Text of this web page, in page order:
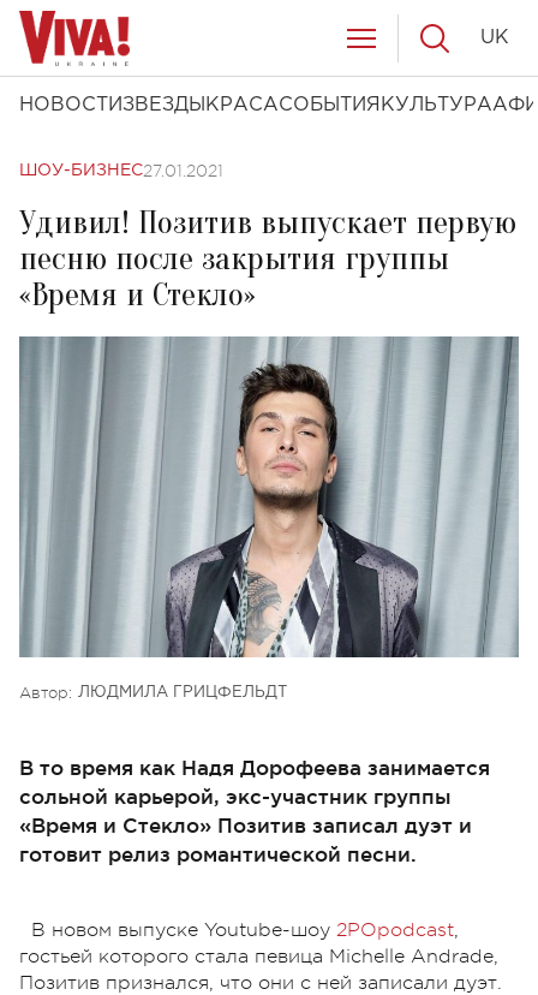
НОВОСТИ ЗВЕЗДЫ КРАСАСОБЫТИЯ КУЛЬТУРА
UK
ШОУ-БИЗНЕС27.01.2021
Удивил! Позитив выпускает первую
песню после закрытия группы
«Время и Стекло»
Автор: ЛЮДМИЛА ГРИЦФЕЛЬДТ
В то время как Надя Дорофеева занимается
сольной карьерой, экс-участник группы
«Время и Стекло» Позитив записал дуэт и
готовит релиз романтической песни.
В новом выпуске Youtube-шоу 2POpodcast,
гостьей которого стала певица Michelle Andrade,
Позитив признался, что они с ней записали дуэт.